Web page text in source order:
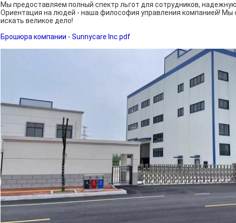
Мы предоставляем полный спектр льгот для сотрудников,
Ориентация на людей - наша философия управления компанией! Мы
искать великое дело!
Брошюра компании - Sunnycare Inc.pdf